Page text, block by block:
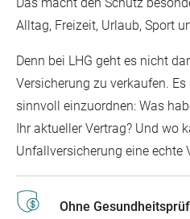
Alltag, Freizeit, Urlaub, Sport
Denn bei LHG geht es nicht
Versicherung zu verkaufen.
sinnvoll einzuordnen: Was
Ihr aktueller Vertrag? Und wo
Unfallversicherung eine echte
Ohne